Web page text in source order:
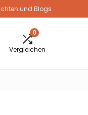
und Blogs
0
Vergleichen